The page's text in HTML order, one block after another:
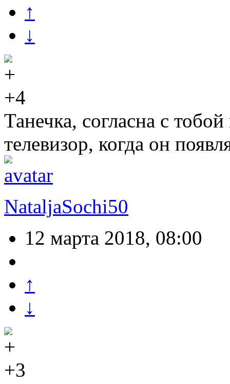
↑
↓
+4
Танечка, согласна с
телевизор, когда он
NataljaSochi50
12 марта 2018, 08:00
↑
↓
+3